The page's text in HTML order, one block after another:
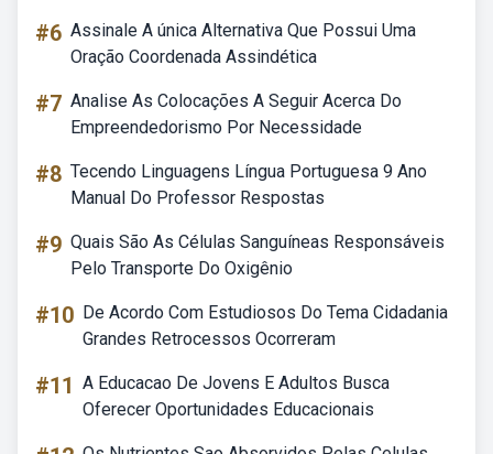
#6 Assinale A única Alternativa Que Possui Uma
Oração Coordenada Assindética
#7 Analise As Colocações A Seguir Acerca Do
Empreendedorismo Por Necessidade
#8 Tecendo Linguagens Língua Portuguesa 9 Ano
Manual Do Professor Respostas
#9 Quais São As Células Sanguíneas Responsáveis
Pelo Transporte Do Oxigênio
#10 De Acordo Com Estudiosos Do Tema Cidadania
Grandes Retrocessos Ocorreram
#11 A Educacao De Jovens E Adultos Busca
Oferecer Oportunidades Educacionais